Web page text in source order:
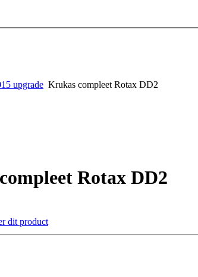
upgrade Krukas compleet Rotax DD2
Rotax DD2
dit product